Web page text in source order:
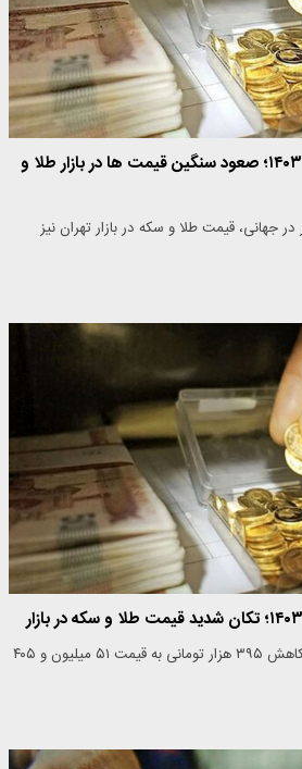
قیمت طلا، سکه و ارز ۷ آذر ۱۴۰۳؛ صعود سنگین قیمت ها در بازار طلا و
جهانی، قیمت طلا و سکه در بازار تهران نیز
هر قطعه سکه امامی در بازار با کاهش ۳۹۵ هزار تومانی به قیمت ۵۱ میلیون و ۴۰۵